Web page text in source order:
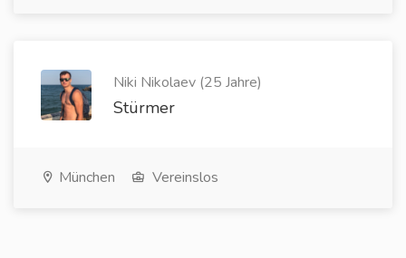
Niki Nikolaev (25 Jahre)
Stürmer
München Vereinslos